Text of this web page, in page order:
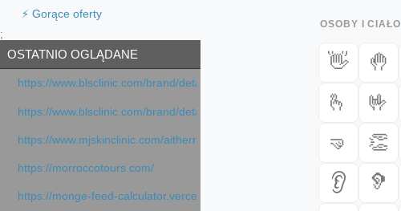
⚡ Gorące oferty
;
OSTATNIO OGLĄDANE
https://www.blsclinic.com/brand/detail.php
https://www.blsclinic.com/brand/detail.php?c=1013&n=29306
https://www.mjskinclinic.com/aithermage
https://morroccotours.com/
https://monge-feed-calculator.vercel.app/feed-calculator
OSOBY I CIAŁO
👋 🤚
🫰
🤟
🤜
👏
👂
🦻